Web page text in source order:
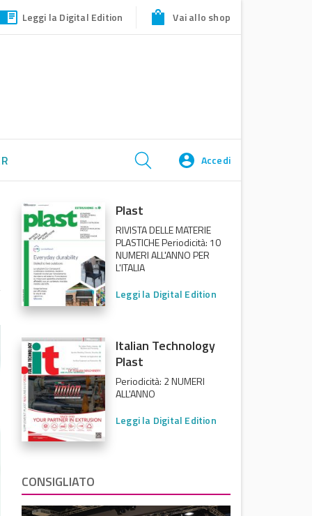
Leggi la Digital Edition Vai allo shop
Accedi
Plast
RIVISTA DELLE MATERIE
PLASTICHE Periodicità: 10
NUMERI ALL'ANNO PER
L'ITALIA
Leggi la Digital Edition
Italian Technology
Plast
Periodicità: 2 NUMERI
ALL'ANNO
Leggi la Digital Edition
CONSIGLIATO